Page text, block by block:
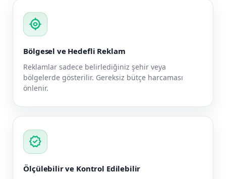
my_location
Bölgesel ve Hedefli Reklam
Reklamlar sadece belirlediğiniz şehir veya
bölgelerde gösterilir. Gereksiz bütçe harcaması
önlenir.
verified
Ölçülebilir ve Kontrol Edilebilir